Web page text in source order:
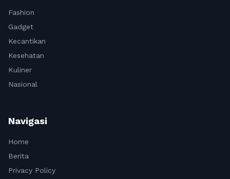
Fashion
Gadget
Kecantikan
Kesehatan
Kuliner
Nasional
Navigasi
Home
Berita
Privacy Policy